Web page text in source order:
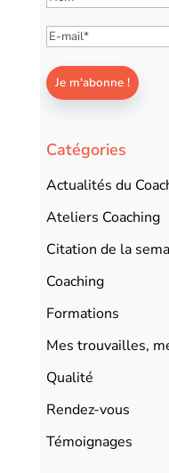
Catégories
Actualités du
Ateliers Coaching
Citation de la
Coaching
Formations
Mes trouvailles,
Qualité
Rendez-vous
Témoignages